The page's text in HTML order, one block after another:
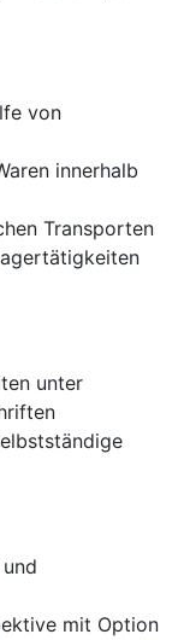
von
innerhalb
Transporten
unter
mit Option